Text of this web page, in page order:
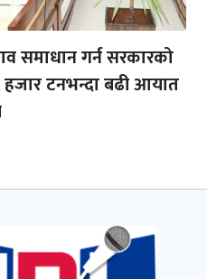
समाधान गर्न सरकारको
टनभन्दा बढी आयात